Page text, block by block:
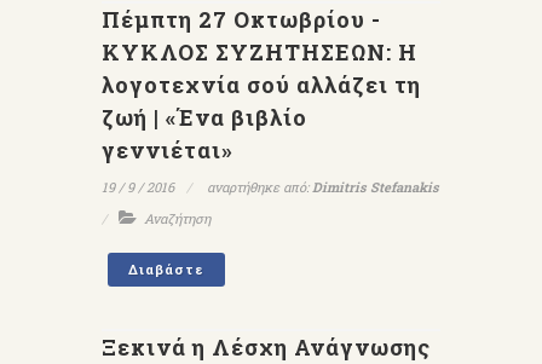
Πέμπτη 27 Οκτωβρίου -
ΚΥΚΛΟΣ ΣΥΖΗΤΗΣΕΩΝ: Η
λογοτεχνία σού αλλάζει τη
ζωή | «Ένα βιβλίο
γεννιέται»
19 / 9 / 2016 αναρτήθηκε από:Dimitris Stefanakis
Αναζήτηση
Διαβάστε
Ξεκινά η Λέσχη Ανάγνωσης